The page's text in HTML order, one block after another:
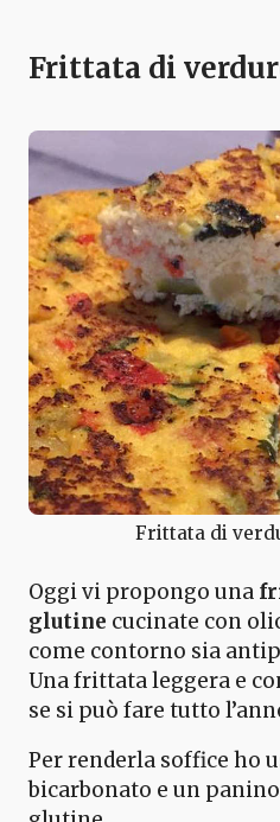
Frittata di
Frittata di
Oggi vi propongo una
glutine cucinate con
come contorno sia
Una frittata leggera e
se si può fare tutto
Per renderla soffice ho
bicarbonato e un